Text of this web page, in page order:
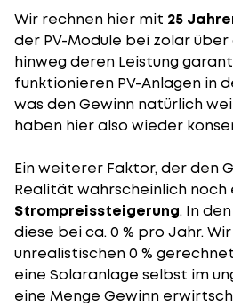
Wir rechnen hier mit 25
der PV-Module bei zolar
hinweg deren Leistung
funktionieren PV-Anlagen in
was den Gewinn natürlich
haben hier also wieder
Ein weiterer Faktor, der den
Realität wahrscheinlich noch
Strompreissteigerung. In
diese bei ca. 0 % pro Jahr.
unrealistischen 0 %
eine Solaranlage selbst im
eine Menge Gewinn